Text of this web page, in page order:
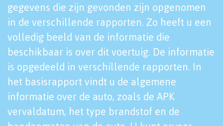
gegevens die zijn gevonden zijn opgenomen
in de verschillende rapporten. Zo heeft u een
volledig beeld van de informatie die
beschikbaar is over dit voertuig. De informatie
is opgedeeld in verschillende rapporten. In
het basisrapport vindt u de algemene
informatie over de auto, zoals de APK
vervaldatum, het type brandstof en de